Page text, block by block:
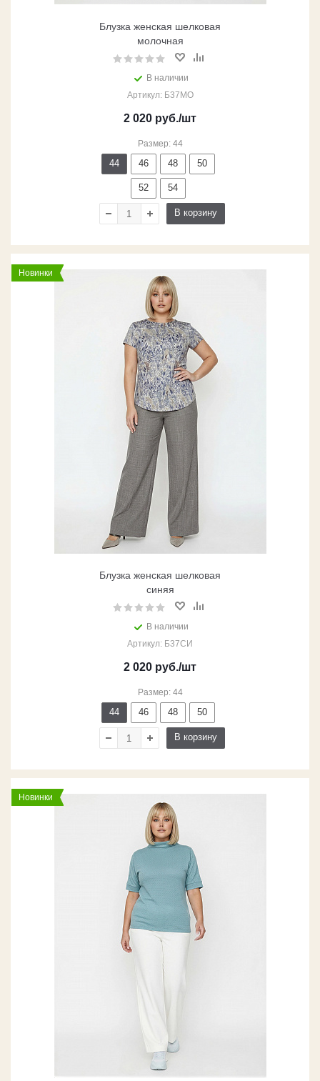
Блузка женская шелковая
молочная
В наличии
Артикул: Б37МО
2 020 руб./шт
Размер: 44
44 46 48 50
52 54
В корзину
Новинки
Блузка женская шелковая
синяя
В наличии
Артикул: Б37СИ
2 020 руб./шт
Размер: 44
44 46 48 50
В корзину
Новинки